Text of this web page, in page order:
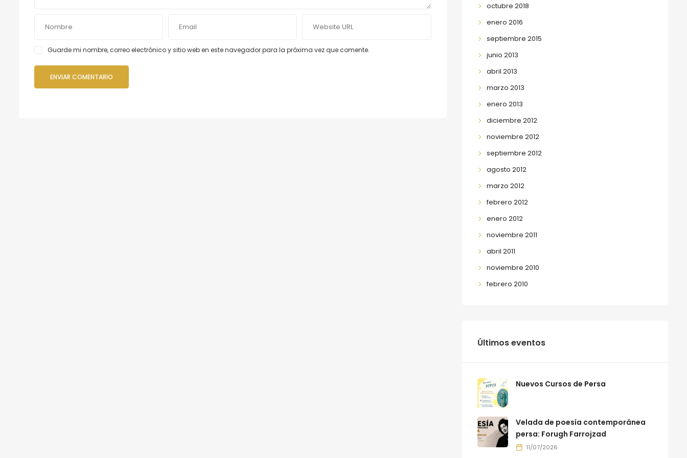
Guarde mi nombre, correo electrónico y sitio web en este navegador para la próxima vez que comente.
octubre 2018
enero 2016
septiembre 2015
junio 2013
abril 2013
marzo 2013
enero 2013
diciembre 2012
noviembre 2012
septiembre 2012
agosto 2012
marzo 2012
febrero 2012
enero 2012
noviembre 2011
abril 2011
noviembre 2010
febrero 2010
Últimos eventos
Nuevos Cursos de Persa
Velada de poesía contemporánea
persa: Forugh Farrojzad
11/07/2026